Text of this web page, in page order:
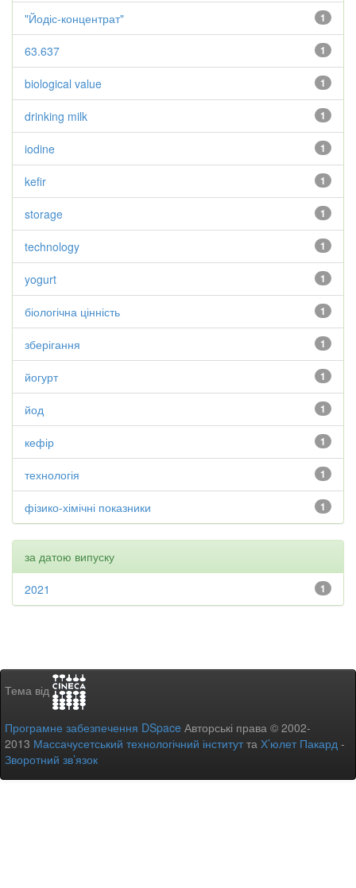
1
"Йодіс-концентрат"
1
63.637
1
biological value
1
drinking milk
1
iodine
1
kefir
1
storage
1
technology
1
yogurt
1
біологічна цінність
1
зберігання
1
йогурт
1
йод
1
кефір
1
технологія
1
фізико-хімічні показники
за датою випуску
1
2021
Тема від
Програмне забезпечення DSpace Авторські права © 2002-
2013 Массачусетський технологічний інститутта Х’юлет Пакард -
Зворотний зв’язок